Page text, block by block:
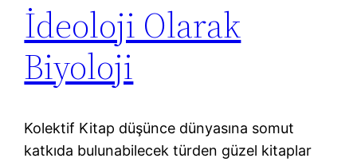
İdeoloji Olarak
Biyoloji
Kolektif Kitap düşünce dünyasına somut
katkıda bulunabilecek türden güzel kitaplar